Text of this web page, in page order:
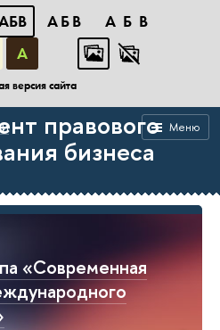
АБB
АБB
А
версия сайта
Меню
права
правового
бизнеса
«Современная